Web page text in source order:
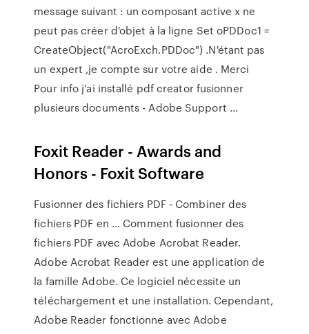
message suivant : un composant active x ne
peut pas créer d'objet à la ligne Set oPDDoc1 =
CreateObject("AcroExch.PDDoc") .N'étant pas
un expert ,je compte sur votre aide . Merci
Pour info j'ai installé pdf creator fusionner
plusieurs documents - Adobe Support …
Foxit Reader - Awards and
Honors - Foxit Software
Fusionner des fichiers PDF - Combiner des
fichiers PDF en ... Comment fusionner des
fichiers PDF avec Adobe Acrobat Reader.
Adobe Acrobat Reader est une application de
la famille Adobe. Ce logiciel nécessite un
téléchargement et une installation. Cependant,
Adobe Reader fonctionne avec Adobe